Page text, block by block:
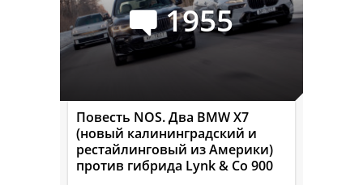
1955
Повесть NOS. Два BMW X7
(новый калининградский и
рестайлинговый из Америки)
против гибрида Lynk & Co 900